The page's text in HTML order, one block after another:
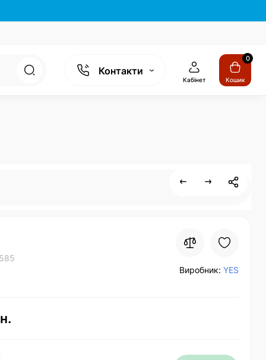
Контакти
Кабінет
0
Кошик
Виробник: YES